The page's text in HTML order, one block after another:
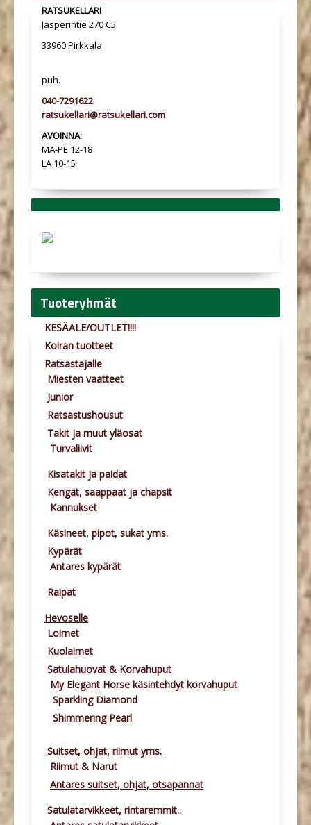
RATSUKELLARI
Jasperintie 270 C5
33960 Pirkkala
puh.
040-7291622
ratsukellari@ratsukellari.com
AVOINNA:
MA-PE 12-18
LA 10-15
Tuoteryhmät
KESÄALE/OUTLET!!!!
Koiran tuotteet
Ratsastajalle
Miesten vaatteet
Junior
Ratsastushousut
Takit ja muut yläosat
Turvaliivit
Kisatakit ja paidat
Kengät, saappaat ja chapsit
Kannukset
Käsineet, pipot, sukat yms.
Kypärät
Antares kypärät
Raipat
Hevoselle
Loimet
Kuolaimet
Satulahuovat & Korvahuput
My Elegant Horse käsintehdyt korvahuput
Sparkling Diamond
Shimmering Pearl
Suitset, ohjat, riimut yms.
Riimut & Narut
Antares suitset, ohjat, otsapannat
Satulatarvikkeet, rintaremmit..